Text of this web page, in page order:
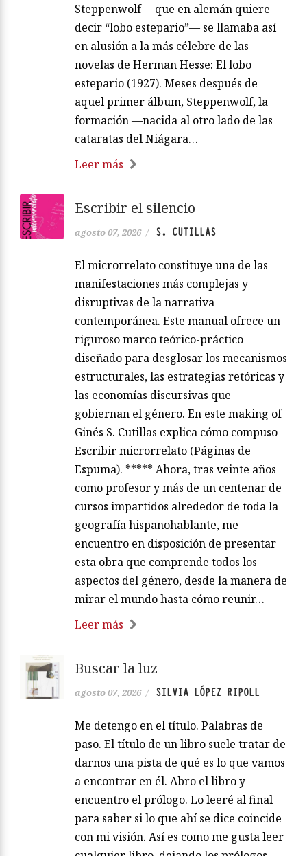
Steppenwolf —que en alemán quiere
decir “lobo estepario”— se llamaba así
en alusión a la más célebre de las
novelas de Herman Hesse: El lobo
estepario (1927). Meses después de
aquel primer álbum, Steppenwolf, la
formación —nacida al otro lado de las
cataratas del Niágara…
Leer más
Escribir el silencio
agosto 07, 2026 / S. CUTILLAS
El microrrelato constituye una de las
manifestaciones más complejas y
disruptivas de la narrativa
contemporánea. Este manual ofrece un
riguroso marco teórico-práctico
diseñado para desglosar los mecanismos
estructurales, las estrategias retóricas y
las economías discursivas que
gobiernan el género. En este making of
Ginés S. Cutillas explica cómo compuso
Escribir microrrelato (Páginas de
Espuma). ***** Ahora, tras veinte años
como profesor y más de un centenar de
cursos impartidos alrededor de toda la
geografía hispanohablante, me
encuentro en disposición de presentar
esta obra que comprende todos los
aspectos del género, desde la manera de
mirar el mundo hasta cómo reunir…
Leer más
Buscar la luz
agosto 07, 2026 / SILVIA LÓPEZ RIPOLL
Me detengo en el título. Palabras de
paso. El título de un libro suele tratar de
darnos una pista de qué es lo que vamos
a encontrar en él. Abro el libro y
encuentro el prólogo. Lo leeré al final
para saber si lo que ahí se dice coincide
con mi visión. Así es como me gusta leer